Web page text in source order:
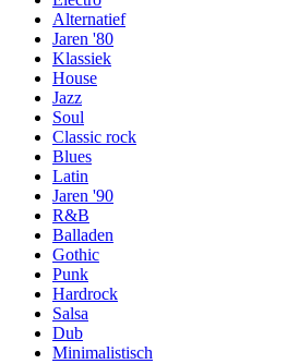
Alternatief
Jaren '80
Klassiek
House
Jazz
Soul
Classic rock
Blues
Latin
Jaren '90
R&B
Balladen
Gothic
Punk
Hardrock
Salsa
Dub
Minimalistisch